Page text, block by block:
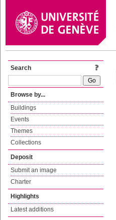
Search
Browse by...
Buildings
Events
Themes
Collections
Deposit
Submit an image
Charter
Highlights
Latest additions